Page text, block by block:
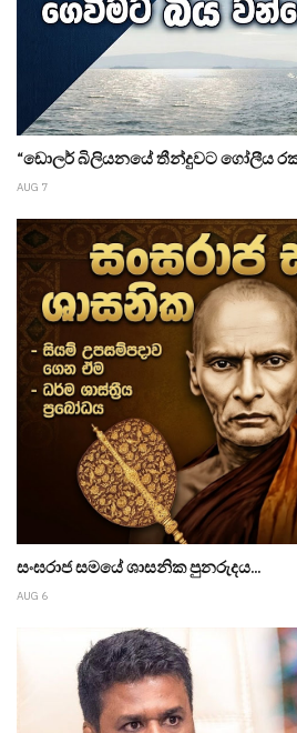
“ඩොලර් බිලියනයේ තීන්දුවට ගෝලීය
AUG 7
සංඝරාජ සමයේ ශාසනික පුනරුදය...
AUG 6